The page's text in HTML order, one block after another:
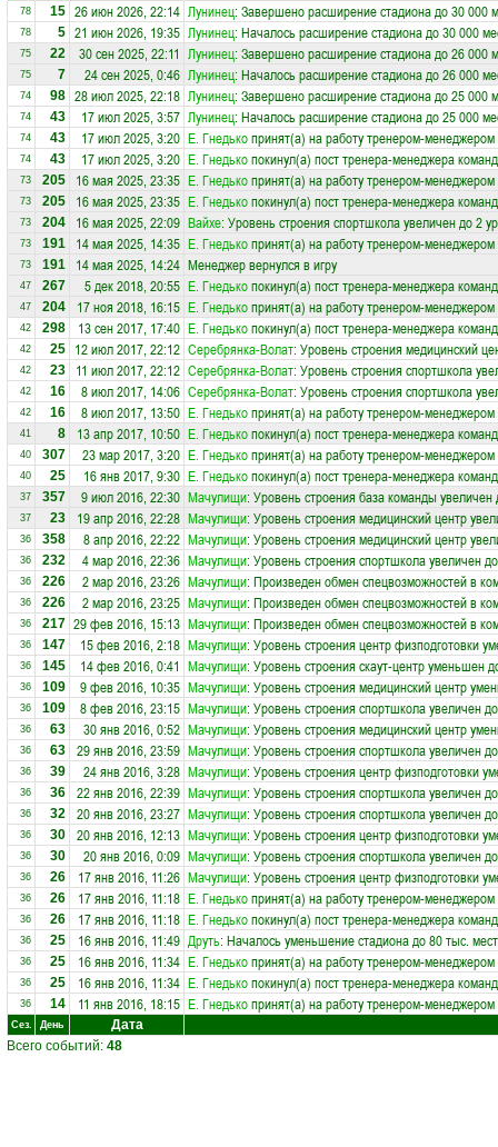
78 15 26 июн 2026, 22:14 Лунинец: Завершено расширение стадиона до 30 000
78 5 21 июн 2026, 19:35 Лунинец: Началось расширение стадиона до 30 000
75 22 30 сен 2025, 22:11 Лунинец: Завершено расширение стадиона до 26 000
75 7 24 сен 2025, 0:46 Лунинец: Началось расширение стадиона до 26 000
74 98 28 июл 2025, 22:18 Лунинец: Завершено расширение стадиона до 25 000
74 43 17 июл 2025, 3:57 Лунинец: Началось расширение стадиона до 25 000
74 43 17 июл 2025, 3:20 Е. Гнедькопринят(а) на работу тренером-
74 43 17 июл 2025, 3:20 Е. Гнедькопокинул(а) пост тренера-менеджера
73 205 16 мая 2025, 23:35 Е. Гнедькопринят(а) на работу тренером-
73 205 16 мая 2025, 23:35 Е. Гнедькопокинул(а) пост тренера-менеджера
73 204 16 мая 2025, 22:09 Вайхе: Уровень строения спортшкола увеличен до 2
73 191 14 мая 2025, 14:35 Е. Гнедькопринят(а) на работу тренером-
73 191 14 мая 2025, 14:24 Менеджер вернулся в игру
47 267 5 дек 2018, 20:55 Е. Гнедькопокинул(а) пост тренера-менеджера
47 204 17 ноя 2018, 16:15 Е. Гнедькопринят(а) на работу тренером-
42 298 13 сен 2017, 17:40 Е. Гнедькопокинул(а) пост тренера-менеджера
42 25 12 июл 2017, 22:12 Серебрянка-Волат: Уровень строения медицинский
42 23 11 июл 2017, 22:12 Серебрянка-Волат: Уровень строения спортшкола
42 16 8 июл 2017, 14:06 Серебрянка-Волат: Уровень строения спортшкола
42 16 8 июл 2017, 13:50 Е. Гнедькопринят(а) на работу тренером-
41 8 13 апр 2017, 10:50 Е. Гнедькопокинул(а) пост тренера-менеджера
40 307 23 мар 2017, 3:20 Е. Гнедькопринят(а) на работу тренером-
40 25 16 янв 2017, 9:30 Е. Гнедькопокинул(а) пост тренера-менеджера
37 357 9 июл 2016, 22:30 Мачулищи: Уровень строения база команды увеличен
37 23 19 апр 2016, 22:28 Мачулищи: Уровень строения медицинский центр
36 358 8 апр 2016, 22:22 Мачулищи: Уровень строения медицинский центр
36 232 4 мар 2016, 22:36 Мачулищи: Уровень строения спортшкола увеличен
36 226 2 мар 2016, 23:26 Мачулищи: Произведен обмен спецвозможностей в
36 226 2 мар 2016, 23:25 Мачулищи: Произведен обмен спецвозможностей в
36 217 29 фев 2016, 15:13 Мачулищи: Произведен обмен спецвозможностей в
36 147 15 фев 2016, 2:18 Мачулищи: Уровень строения центр физподготовки
36 145 14 фев 2016, 0:41 Мачулищи: Уровень строения скаут-центр уменьшен
36 109 9 фев 2016, 10:35 Мачулищи: Уровень строения медицинский центр
36 109 8 фев 2016, 23:15 Мачулищи: Уровень строения спортшкола увеличен
36 63 30 янв 2016, 0:52 Мачулищи: Уровень строения медицинский центр
36 63 29 янв 2016, 23:59 Мачулищи: Уровень строения спортшкола увеличен
36 39 24 янв 2016, 3:28 Мачулищи: Уровень строения центр физподготовки
36 36 22 янв 2016, 22:39 Мачулищи: Уровень строения спортшкола увеличен
36 32 20 янв 2016, 23:27 Мачулищи: Уровень строения спортшкола увеличен
36 30 20 янв 2016, 12:13 Мачулищи: Уровень строения центр физподготовки
36 30 20 янв 2016, 0:09 Мачулищи: Уровень строения спортшкола увеличен
36 26 17 янв 2016, 11:26 Мачулищи: Уровень строения центр физподготовки
36 26 17 янв 2016, 11:18 Е. Гнедькопринят(а) на работу тренером-
36 26 17 янв 2016, 11:18 Е. Гнедькопокинул(а) пост тренера-менеджера
36 25 16 янв 2016, 11:49 Друть: Началось уменьшение стадиона до 80 тыс. мест
36 25 16 янв 2016, 11:34 Е. Гнедькопринят(а) на работу тренером-
36 25 16 янв 2016, 11:34 Е. Гнедькопокинул(а) пост тренера-менеджера
36 14 11 янв 2016, 18:15 Е. Гнедькопринят(а) на работу тренером-
Сез. День
Дата
Всего событий: 48